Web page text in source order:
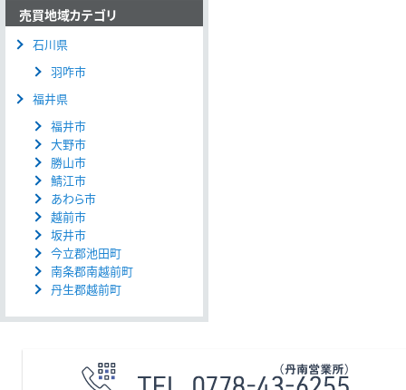
売買地域カテゴリ
石川県
羽咋市
福井県
福井市
大野市
勝山市
鯖江市
あわら市
越前市
坂井市
今立郡池田町
南条郡南越前町
丹生郡越前町